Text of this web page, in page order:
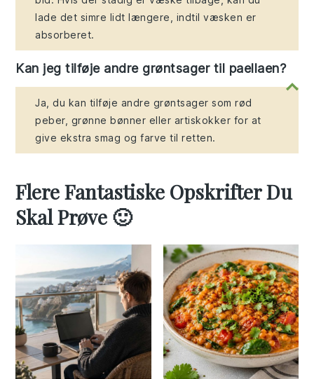
lade det simre lidt længere, indtil væsken er
absorberet.
Kan jeg tilføje andre grøntsager til paellaen?
Ja, du kan tilføje andre grøntsager som rød
peber, grønne bønner eller artiskokker for at
give ekstra smag og farve til retten.
Flere Fantastiske Opskrifter Du
Skal Prøve 🙂